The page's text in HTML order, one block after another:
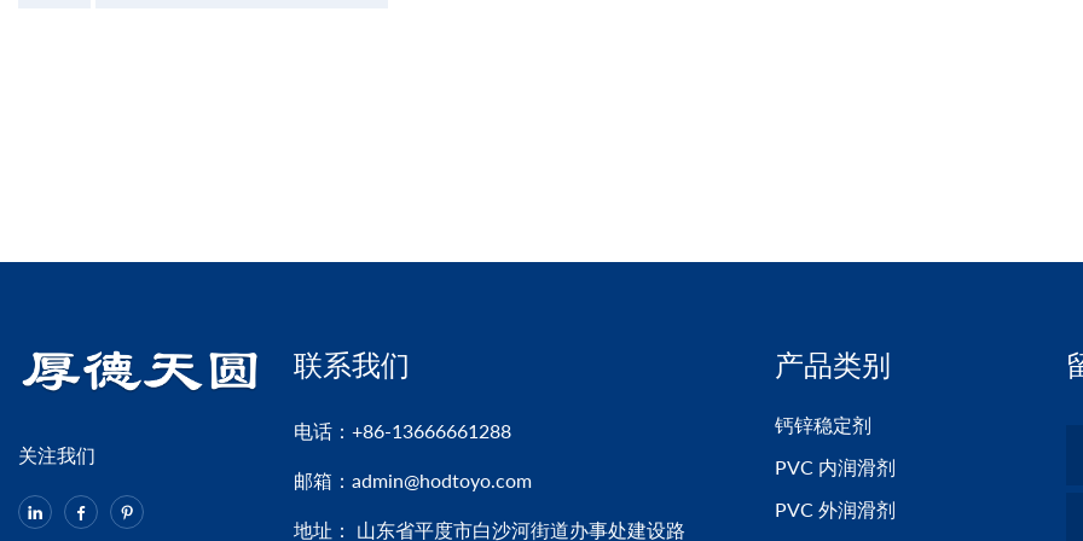
关注我们
联系我们
电话： +86-13666661288
邮箱： admin@hodtoyo.com
地址： 山东省平度市白沙河街道办事处建设路
产品类别
钙锌稳定剂
PVC 内润滑剂
PVC 外润滑剂